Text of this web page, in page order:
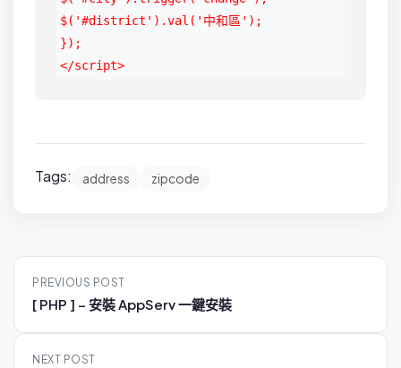
$('#district').val('中和區');
});
</script>
Tags: address zipcode
P
t
PREVIOUS POST
[ PHP ] – 安裝 AppServ 一鍵安裝
NEXT POST